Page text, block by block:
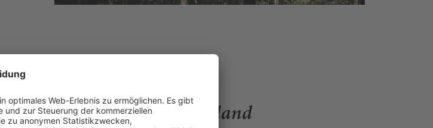
Abenteuerland